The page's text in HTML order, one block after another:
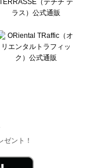
ント！